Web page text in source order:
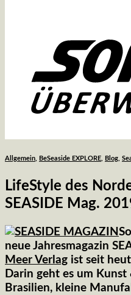
Allgemein BeSeaside EXPLORE Blog
LifeStyle des
SEASIDE Mag.
neue Jahresmagazin
Meer Verlag ist seit
Darin geht es um
Brasilien, kleine